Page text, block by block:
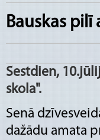
Bauskas pilī
Sestdien,
skola".
Senā
dažādu amata